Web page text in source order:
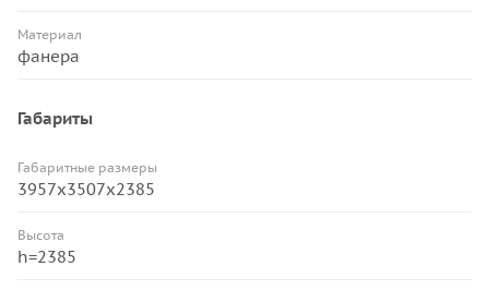
Материал
фанера
Габариты
Габаритные размеры
3957х3507х2385
Высота
h=2385